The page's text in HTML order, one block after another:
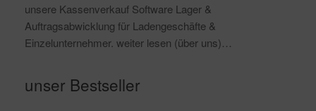
unsere Kassenverkauf Software Lager &
Auftragsabwicklung für Ladengeschäfte &
Einzelunternehmer. weiter lesen (über uns)…
unser Bestseller